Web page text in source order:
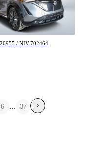
2023
$
/ NIV 702464
6 ... 37